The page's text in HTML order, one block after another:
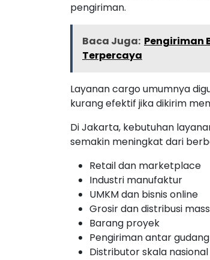
pengiriman.
Baca Juga: Pengiriman
Terpercaya
Layanan cargo umumnya
kurang efektif jika dikirim
Di Jakarta, kebutuhan
semakin meningkat dari
Retail dan marketplace
Industri manufaktur
UMKM dan bisnis online
Grosir dan distribusi
Barang proyek
Pengiriman antar gudang
Distributor skala nasional